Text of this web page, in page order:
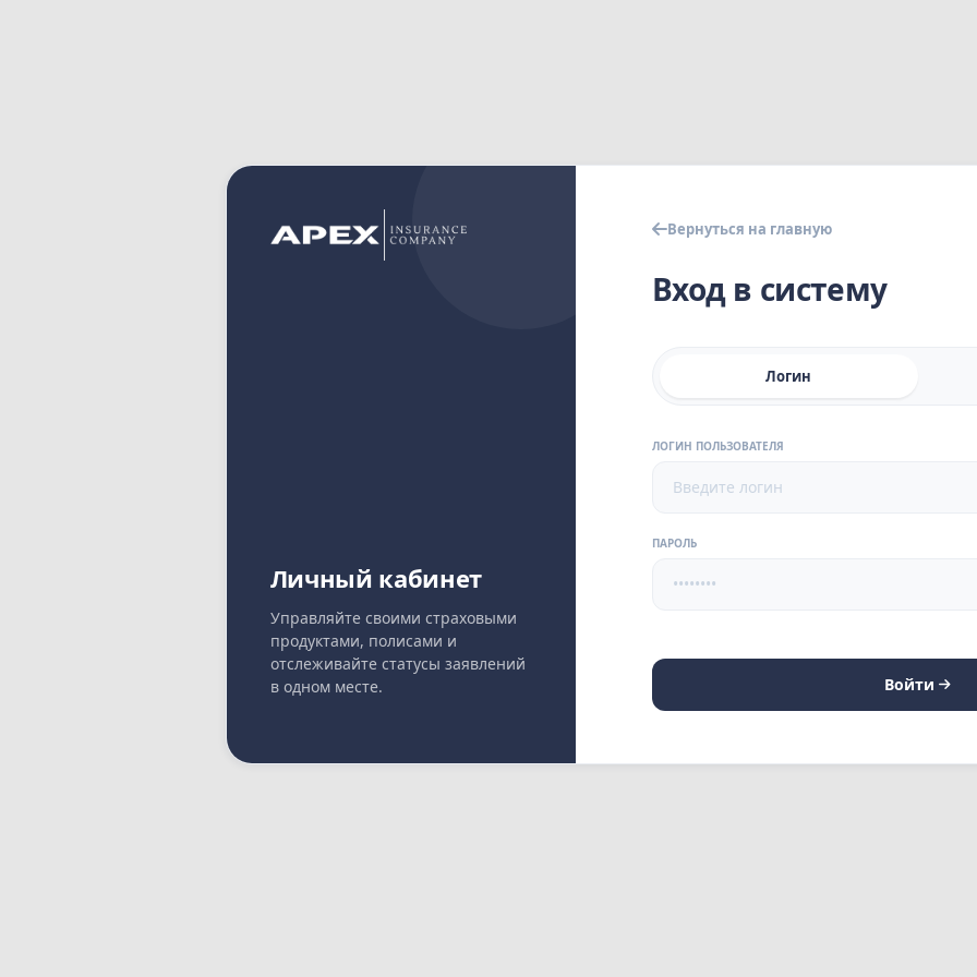
Личный кабинет
Управляйте своими страховыми
продуктами, полисами и
отслеживайте статусы заявлений
в одном месте.
Вернуться на главную
Вход в систему
Логин
ЛОГИН ПОЛЬЗОВАТЕЛЯ
ПАРОЛЬ
Войти